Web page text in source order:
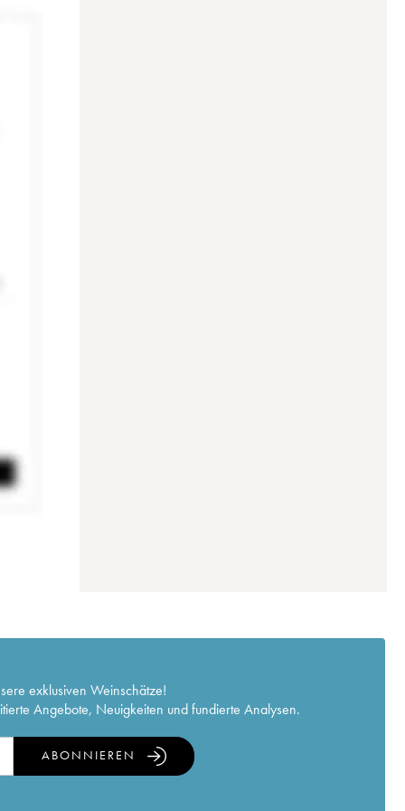
exklusiven Weinschätze!
Angebote, Neuigkeiten und fundierte Analysen.
ABONNIEREN